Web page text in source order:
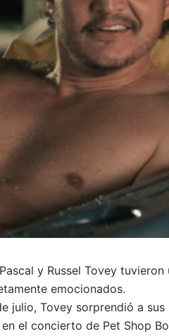
y Russel Tovey
emocionados.
julio, Tovey sorprendió a
en el concierto de Pet Shop